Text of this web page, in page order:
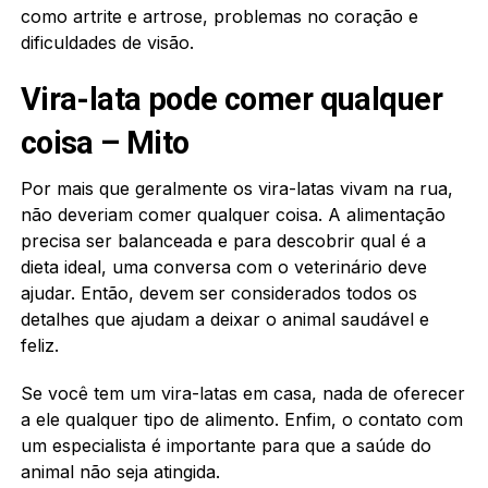
como artrite e artrose, problemas no coração e
dificuldades de visão.
Vira-lata pode comer qualquer
coisa – Mito
Por mais que geralmente os vira-latas vivam na rua,
não deveriam comer qualquer coisa. A alimentação
precisa ser balanceada e para descobrir qual é a
dieta ideal, uma conversa com o veterinário deve
ajudar. Então, devem ser considerados todos os
detalhes que ajudam a deixar o animal saudável e
feliz.
Se você tem um vira-latas em casa, nada de oferecer
a ele qualquer tipo de alimento. Enfim, o contato com
um especialista é importante para que a saúde do
animal não seja atingida.